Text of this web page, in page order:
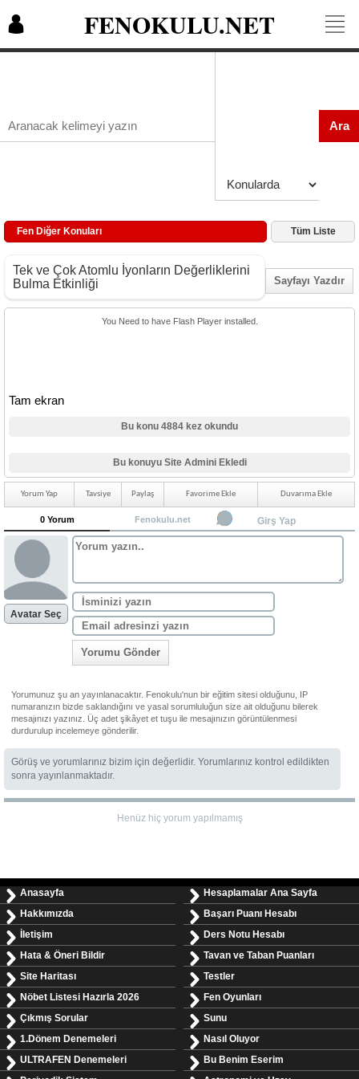
FENOKULU.NET
Ara
Fen Diğer Konuları Tüm Liste
Tek ve Çok Atomlu İyonların Değerliklerini
Bulma Etkinliği
Sayfayı Yazdır
You Need to have Flash Player installed.
Tam ekran
Bu konu 4884 kez okundu
Bu konuyu Site Admini Ekledi
Yorum Yap Tavsiye Paylaş Favorime Ekle Duvarıma Ekle
0 Yorum Fenokulu.net Girş Yap
Avatar Seç
Yorumu Gönder
Yorumunuz şu an yayınlanacaktır. Fenokulu'nun bir eğitim sitesi olduğunu, IP
numaranızın bizde saklandığını ve yasal sorumluluğun size ait olduğunu bilerek
mesajınızı yazınız. Üç adet şikâyet et tuşu ile mesajınızın görüntülenmesi
durdurulup incelemeye gönderilir.
Görüş ve yorumlarınız bizim için değerlidir. Yorumlarınız kontrol edildikten
sonra yayınlanmaktadır.
Henüz hiç yorum yapılmamış
Anasayfa
Hakkımızda
İletişim
Hata & Öneri Bildir
Site Haritası
Nöbet Listesi Hazırla 2026
Çıkmış Sorular
1.Dönem Denemeleri
ULTRAFEN Denemeleri
Hesaplamalar Ana Sayfa
Başarı Puanı Hesabı
Ders Notu Hesabı
Tavan ve Taban Puanları
Testler
Fen Oyunları
Sunu
Nasıl Oluyor
Bu Benim Eserim